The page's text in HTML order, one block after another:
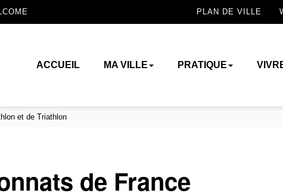
PLAN DE VILLE
ACCUEIL MA VILLE PRATIQUE
et de Triathlon
de France